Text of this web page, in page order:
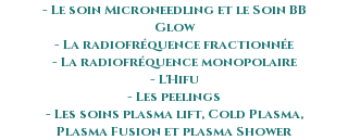
- Le soin Microneedling et le Soin BB
Glow
- La radiofréquence fractionnée
- La radiofréquence monopolaire
- L'Hifu
- Les peelings
- Les soins plasma lift, Cold Plasma,
Plasma Fusion et plasma Shower